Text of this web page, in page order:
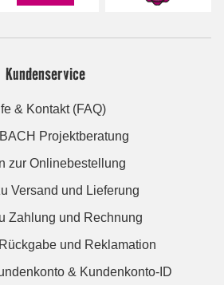
Kundenservice
& Kontakt (FAQ)
Projektberatung
zur Onlinebestellung
Versand und Lieferung
Zahlung und Rechnung
und Reklamation
& Kundenkonto-ID